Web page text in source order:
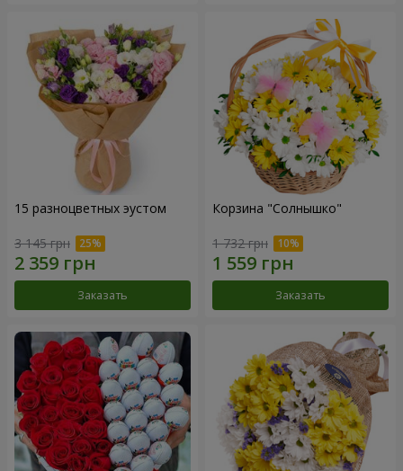
15 разноцветных эустом
3 145 грн
Заказать
Корзина "Солнышко"
1 732 грн
Заказать